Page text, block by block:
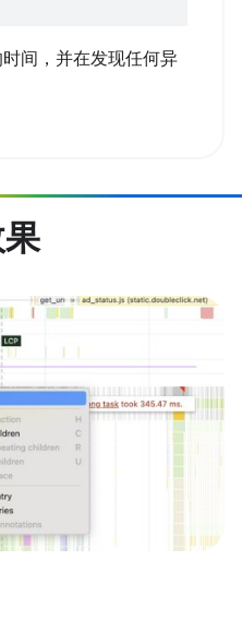
间，并在发现任何异